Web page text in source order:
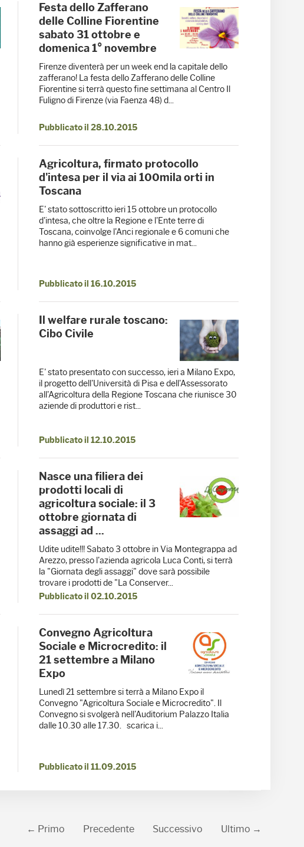
Festa dello Zafferano
delle Colline Fiorentine
sabato 31 ottobre e
domenica 1° novembre
Firenze diventerà per un week end la capitale dello
zafferano! La festa dello Zafferano delle Colline
Fiorentine si terrà questo fine settimana al Centro Il
Fuligno di Firenze (via Faenza 48) d...
Pubblicato il 28.10.2015
Agricoltura, firmato protocollo
d'intesa per il via ai 100mila orti in
Toscana
E' stato sottoscritto ieri 15 ottobre un protocollo
d'intesa, che oltre la Regione e l'Ente terre di
Toscana, coinvolge l'Anci regionale e 6 comuni che
hanno già esperienze significative in mat...
Pubblicato il 16.10.2015
Il welfare rurale toscano:
Cibo Civile
E' stato presentato con successo, ieri a Milano Expo,
il progetto dell'Università di Pisa e dell'Assessorato
all'Agricoltura della Regione Toscana che riunisce 30
aziende di produttori e rist...
Pubblicato il 12.10.2015
Nasce una filiera dei
prodotti locali di
agricoltura sociale: il 3
ottobre giornata di
assaggi ad ...
Udite udite!!! Sabato 3 ottobre in Via Montegrappa ad
Arezzo, presso l'azienda agricola Luca Conti, si terrà
la "Giornata degli assaggi" dove sarà possibile
trovare i prodotti de "La Conserver...
Pubblicato il 02.10.2015
Convegno Agricoltura
Sociale e Microcredito: il
21 settembre a Milano
Expo
Lunedì 21 settembre si terrà a Milano Expo il
Convegno "Agricoltura Sociale e Microcredito". Il
Convegno si svolgerà nell'Auditorium Palazzo Italia
dalle 10.30 alle 17.30. scarica i...
Pubblicato il 11.09.2015
← Primo Precedente Successivo Ultimo →